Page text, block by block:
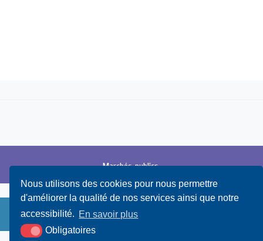
Nous utilisons des cookies pour nous permettre
d'améliorer la qualité de nos services ainsi que notre
accessibilité. En savoir plus
Obligatoires
Marchés publics
Abonnez-vous à la newsletter !